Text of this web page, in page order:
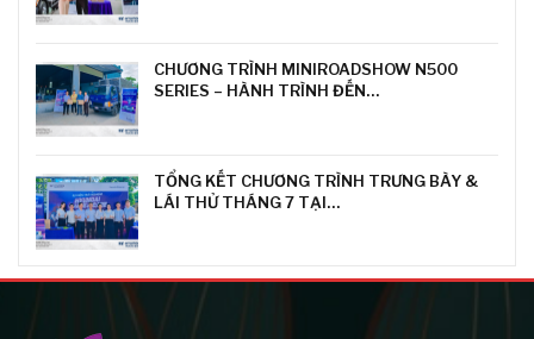
CHƯƠNG TRÌNH MINIROADSHOW N500
SERIES – HÀNH TRÌNH ĐẾN…
TỔNG KẾT CHƯƠNG TRÌNH TRƯNG BÀY &
LÁI THỬ THÁNG 7 TẠI…